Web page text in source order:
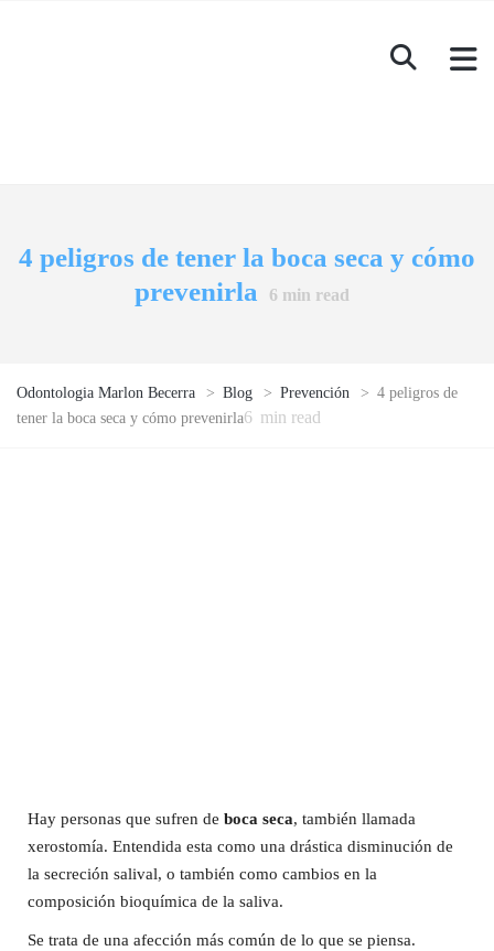
4 peligros de tener la boca seca y cómo
prevenirla
6 min read
Odontologia Marlon Becerra > Blog > Prevención > 4 peligros de
tener la boca seca y cómo prevenirla6 min read
Hay personas que sufren de boca seca, también llamada
xerostomía. Entendida esta como una drástica disminución de
la secreción salival, o también como cambios en la
composición bioquímica de la saliva.
Se trata de una afección más común de lo que se piensa.